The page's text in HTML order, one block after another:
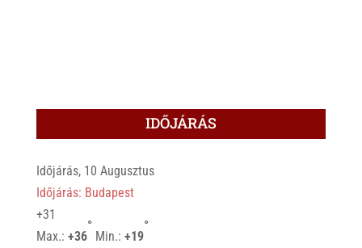
IDŐJÁRÁS
Időjárás, 10 Augusztus
Időjárás: Budapest
+31
Max.: +36
°
Min.: +19
°